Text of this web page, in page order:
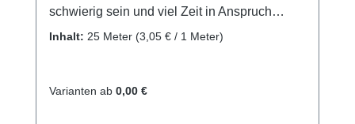
schwierig sein und viel Zeit in Anspruch
nehmen. Als Alternative bietet sich hier der
alle Anwendungen abgedeckt werden.
Inhalt: 25 Meter (3,05 € / 1 Meter)
Varianten ab 0,00 €